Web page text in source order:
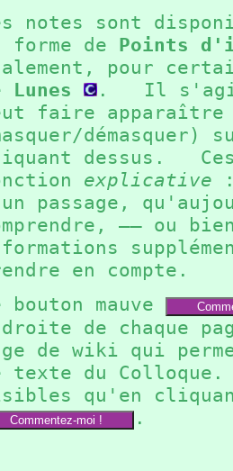
notes sont
forme de Points
pour
Lunes
. Il s'agit
faire
démasquer)
dessus.
explicative
passage,
—— ou
en compte.
bouton mauve
de chaque
de wiki qui
texte du Colloque.
qu'en
Commentez-moi ! .